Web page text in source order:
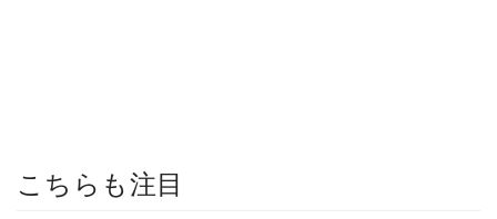
こちらも注目